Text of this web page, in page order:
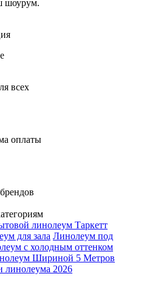
шоурум.
всех
оплаты
линолеум Таркетт
для зала Линолеум под
с холодным оттенком
Шириной 5 Метров
линолеума 2026